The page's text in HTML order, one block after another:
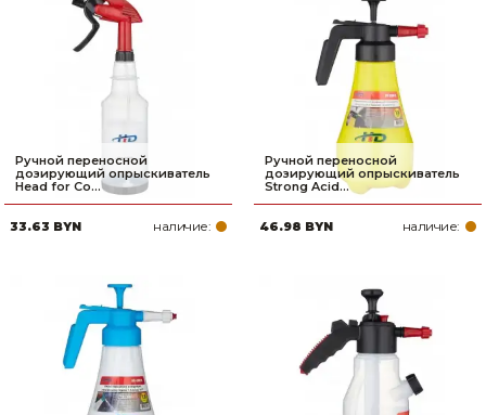
Ручной переносной
дозирующий опрыскиватель
Head for Co...
33.63 BYN наличие:
Ручной переносной
дозирующий опрыскиватель
Strong Acid...
46.98 BYN наличие: